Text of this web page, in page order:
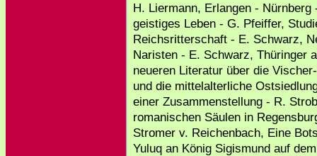
H. Liermann, Erlangen -
geistiges Leben - G. Pfeiffer,
Reichsritterschaft - E. Schwarz,
Naristen - E. Schwarz, Thüringer
neueren Literatur über die
und die mittelalterliche
einer Zusammenstellung - R.
romanischen Säulen in
Stromer v. Reichenbach, Eine
Yuluq an König Sigismund auf